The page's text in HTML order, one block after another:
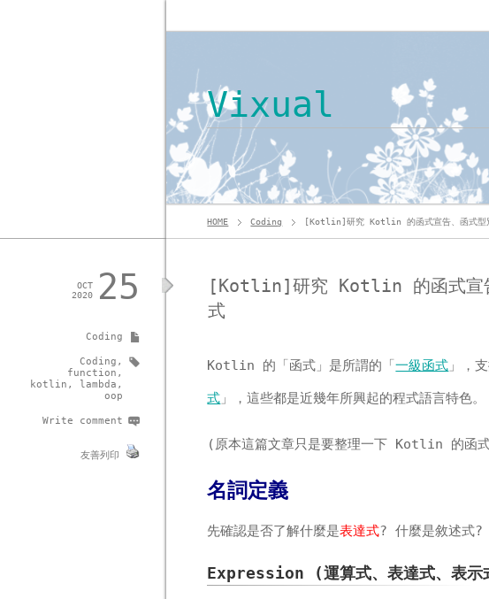
Vixual
HOME Coding [Kotlin]研究 Kotlin 的函式宣告、函式型別
[Kotlin]研究 Kotlin 的函式宣告
式
Kotlin 的「函式」是所謂的「一級函式 」，
式 」，這些都是近幾年所興起的程式語言特色。
(原本這篇文章只是要整理一下 Kotlin 的函
名詞定義
先確認是否了解什麼是表達式? 什麼是敘述式?
Expression (運算式、表達式、表示
25
OCT
2020
Coding
Coding ,
function ,
kotlin , lambda ,
oop
Write comment
友善列印